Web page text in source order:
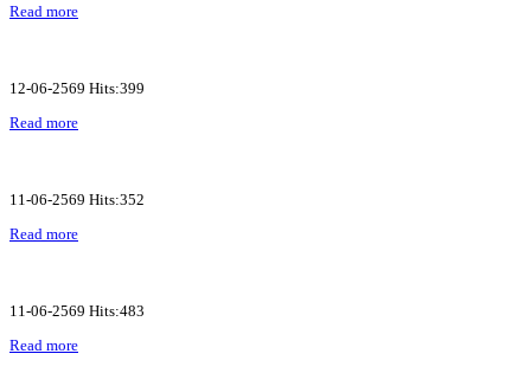
Read more
12-06-2569 Hits:399
Read more
11-06-2569 Hits:352
Read more
11-06-2569 Hits:483
Read more